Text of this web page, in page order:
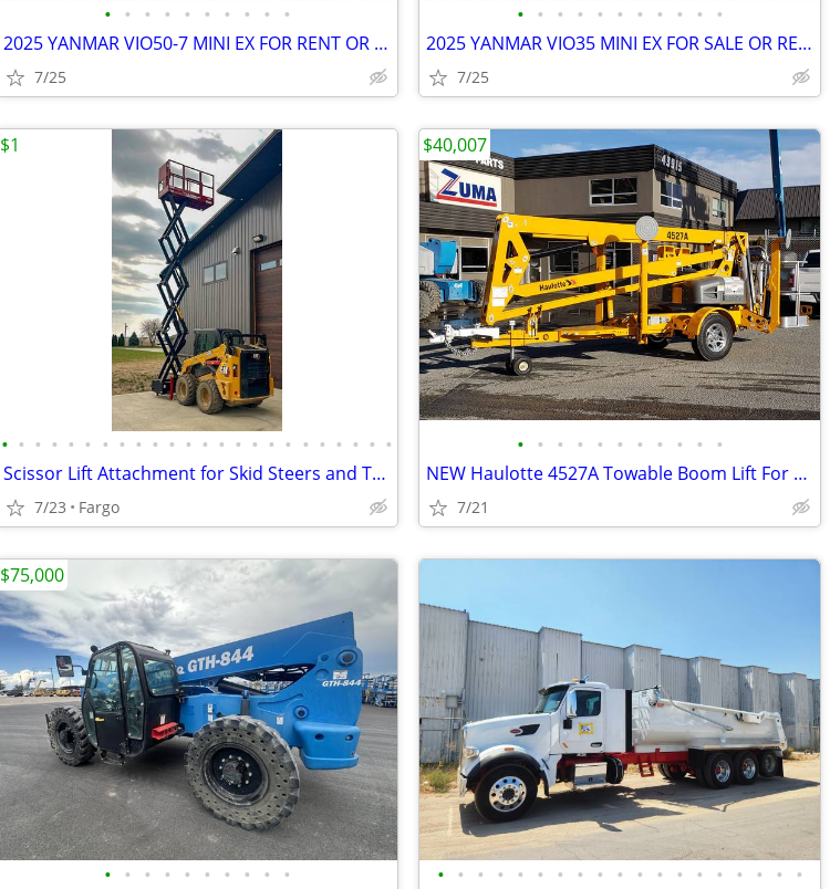
• • • • • • • • • •
2025 YANMAR VIO50-7 MINI EX FOR RENT OR SALE
7/25
• • • • • • • • • • •
2025 YANMAR VIO35 MINI EX FOR SALE OR RENT
7/25
• • • • • • • • • • • • • • • • • • • • • • • •
Scissor Lift Attachment for Skid Steers and Tractors, Skid-Lift
7/23 Fargo
$1
• • • • • • • • • • •
NEW Haulotte 4527A Towable Boom Lift For Sale – Finance $829 Per Mo*
7/21
$40,007
• • • • • • • • • •
$75,000
• • • • • • • • • • • • • • • • • • •